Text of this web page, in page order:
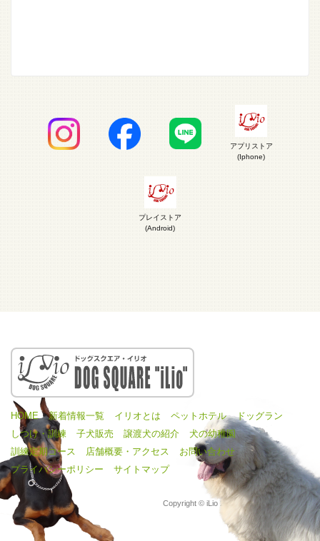
アプリストア
(Iphone)
プレイストア
(Android)
HOME 新着情報一覧 イリオとは ペットホテル
ドッグラン
しつけ・訓練
子犬販売 譲渡犬の紹介
犬の幼稚園
訓練定期コース
店舗概要・アクセス
お問い合わせ
プライバシーポリシー
サイトマップ
Copyright © iLio 2016 All Rights Reserved.